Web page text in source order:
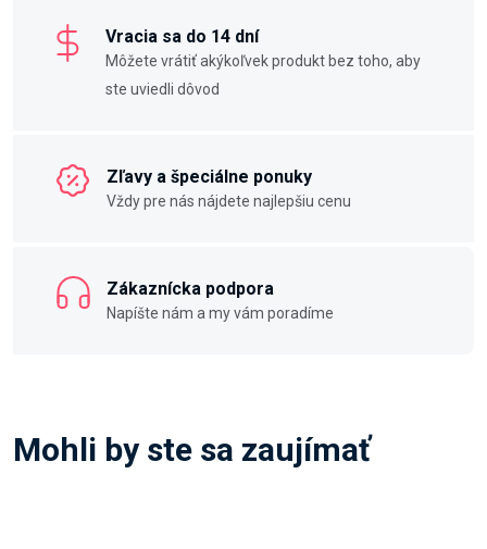
Vracia sa do 14 dní
Môžete vrátiť akýkoľvek produkt bez toho, aby
ste uviedli dôvod
Zľavy a špeciálne ponuky
Vždy pre nás nájdete najlepšiu cenu
Zákaznícka podpora
Napíšte nám a my vám poradíme
Mohli by ste sa zaujímať